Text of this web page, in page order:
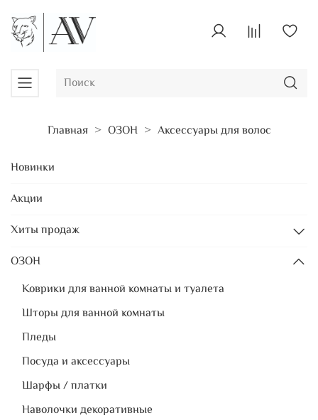
Главная ОЗОН Аксессуары для волос
Новинки
Акции
Хиты продаж
ОЗОН
Коврики для ванной комнаты и туалета
Шторы для ванной комнаты
Пледы
Посуда и аксессуары
Шарфы / платки
Наволочки декоративные